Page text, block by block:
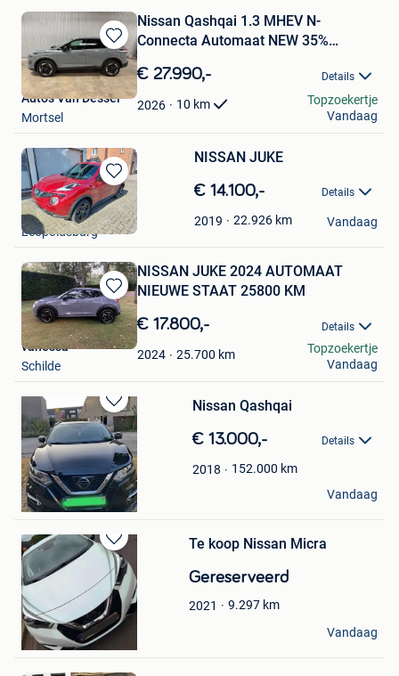
Bewaren
in
Mijn
Favorieten
Nissan Qashqai 1.3 MHEV N-
Connecta Automaat NEW 35%
€ 27.990,- Details
2026 10 km
Auto's Van Dessel
Mortsel
Topzoekertje
Vandaag
Bewaren
in
Mijn
Favorieten
NISSAN JUKE
€ 14.100,- Details
2019 22.926 km
geertc
Leopoldsburg
Vandaag
Bewaren
in
Mijn
Favorieten
NISSAN JUKE 2024 AUTOMAAT
NIEUWE STAAT 25800 KM
€ 17.800,- Details
2024 25.700 km
vanessa
Schilde
Topzoekertje
Vandaag
Bewaren
in
Mijn
Favorieten
Nissan Qashqai
€ 13.000,- Details
2018 152.000 km
arbnor zeneli
Waarschoot
Vandaag
Bewaren
Mijn
Favorieten
Te koop Nissan Micra
Gereserveerd
2021 9.297 km
De Smet Sidney
Gent
Vandaag